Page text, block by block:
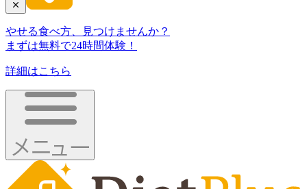
やせる食べ方、見つけませんか？
まずは無料で24時間体験！
詳細はこちら